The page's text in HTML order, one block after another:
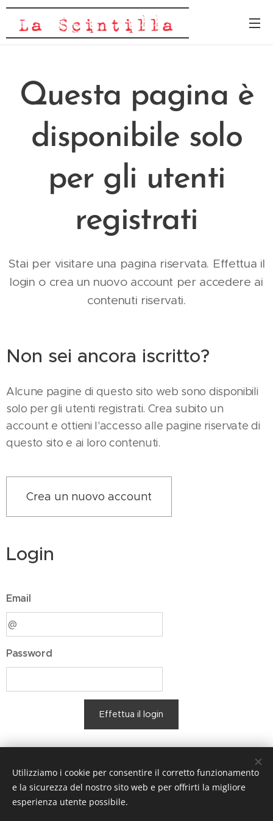
Questa pagina è
disponibile solo
per gli utenti
registrati
Stai per visitare una pagina riservata. Effettua il
login o crea un nuovo account per accedere ai
contenuti riservati.
Non sei ancora iscritto?
Alcune pagine di questo sito web sono disponibili
solo per gli utenti registrati. Crea subito un
account e ottieni l'accesso alle pagine riservate di
questo sito e ai loro contenuti.
Crea un nuovo account
Login
Email
Password
Effettua il login
Utilizziamo i cookie per consentire il corretto funzionamento
e la sicurezza del nostro sito web e per offrirti la migliore
esperienza utente possibile.